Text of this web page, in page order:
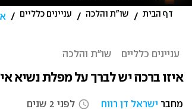
דף הבית / שו"ת והלכה / עניינים כלליים /
עניינים כלליים שו"ת והלכה
איזו ברכה יש לברך על מפלת נשיא
מחבר ישראל דן רווח access_time לפני 2 שנים